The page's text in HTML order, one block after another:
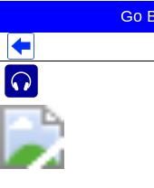
Go
Despliegues
Despliegues
Despliegues por